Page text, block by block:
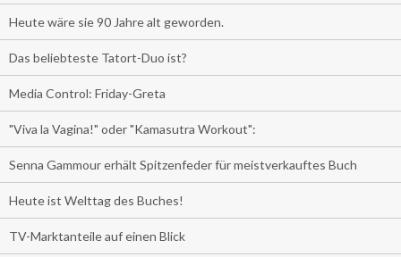
Heute wäre sie 90 Jahre alt geworden.
Das beliebteste Tatort-Duo ist?
Media Control: Friday-Greta
"Viva la Vagina!" oder "Kamasutra Workout":
Senna Gammour erhält Spitzenfeder für meistverkauftes Buch
Heute ist Welttag des Buches!
TV-Marktanteile auf einen Blick